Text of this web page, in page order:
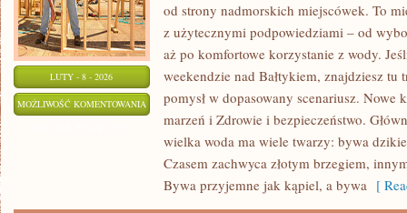
LUTY - 8 - 2026
MOŻLIWOŚĆ KOMENTOWANIA LUKSUSOWE
RESORTY
od strony nadmorskich miejscówek. To
z użytecznymi podpowiedziami – od
aż po komfortowe korzystanie z wody.
weekendzie nad Bałtykiem, znajdziesz
pomysł w dopasowany scenariusz. Nowe
marzeń i Zdrowie i bezpieczeństwo.
wielka woda ma wiele twarzy: bywa
Czasem zachwyca złotym brzegiem,
Bywa przyjemne jak kąpiel, a bywa [